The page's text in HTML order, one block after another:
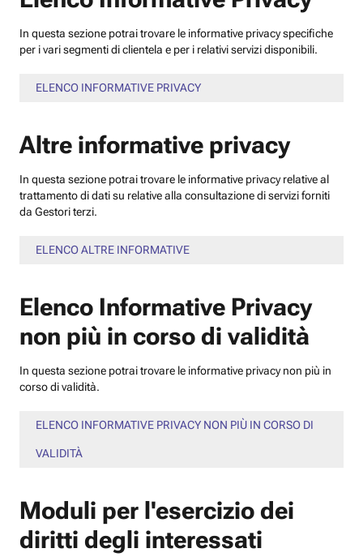
In questa sezione potrai trovare le informative privacy specifiche
per i vari segmenti di clientela e per i relativi servizi disponibili.
ELENCO INFORMATIVE PRIVACY
Altre informative privacy
In questa sezione potrai trovare le informative privacy relative al
trattamento di dati su relative alla consultazione di servizi forniti
da Gestori terzi.
ELENCO ALTRE INFORMATIVE
Elenco Informative Privacy
non più in corso di validità
In questa sezione potrai trovare le informative privacy non più in
corso di validità.
ELENCO INFORMATIVE PRIVACY NON PIÙ IN CORSO DI
VALIDITÀ
Moduli per l'esercizio dei
diritti degli interessati